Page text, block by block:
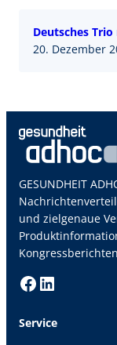
Deutsches
20. Dezember
GESUNDHEIT
und zielgenaue
Facebook LinkedIn
Service